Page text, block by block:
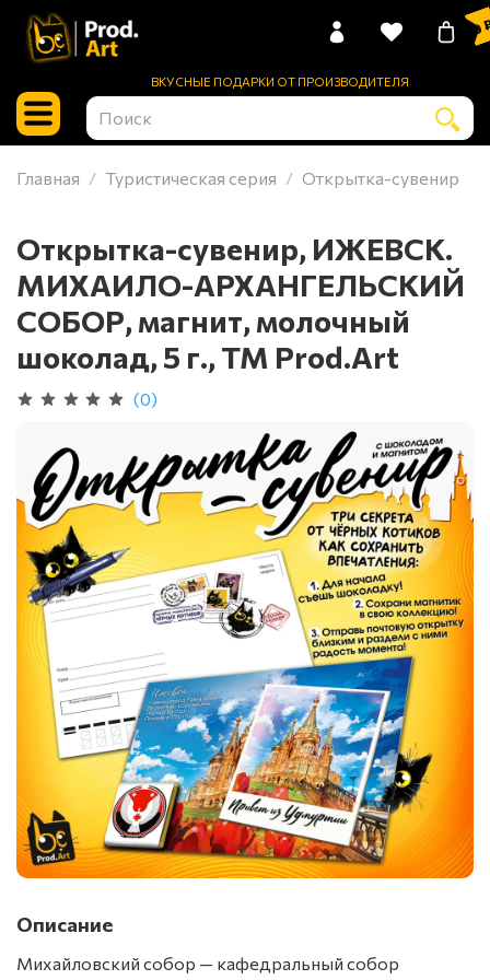
ВКУСНЫЕ ПОДАРКИ ОТ ПРОИЗВОДИТЕЛЯ
0
Главная Туристическая серия Открытка-сувенир
Открытка-сувенир, ИЖЕВСК.
МИХАИЛО-АРХАНГЕЛЬСКИЙ
СОБОР, магнит, молочный
шоколад, 5 г., TM Prod.Art
(0)
Описание
Михайловский собор — кафедральный собор